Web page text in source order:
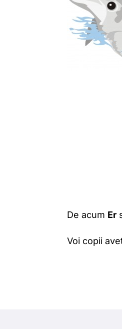
De acum Er
Voi copii